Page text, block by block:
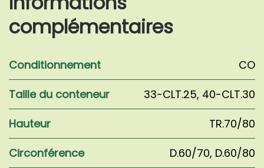
Nana'
complémentaires
Conditionnement
CO
Taille du conteneur
33-CLT.25, 40-CLT.30
Hauteur
TR.70/80
Circonférence
D.60/70, D.60/80